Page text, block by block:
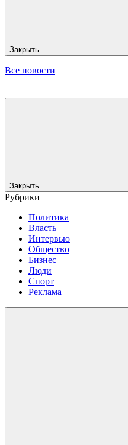
Закрыть
Все новости
Закрыть
Рубрики
Политика
Власть
Интервью
Общество
Бизнес
Люди
Спорт
Реклама